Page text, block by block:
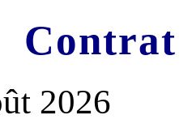
Contrat
2026